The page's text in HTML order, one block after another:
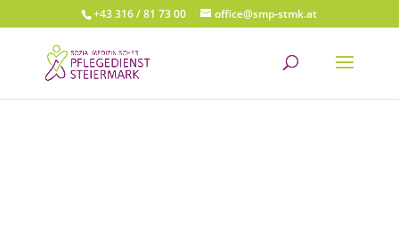
+43 316 / 81 73 00 office@smp-stmk.at